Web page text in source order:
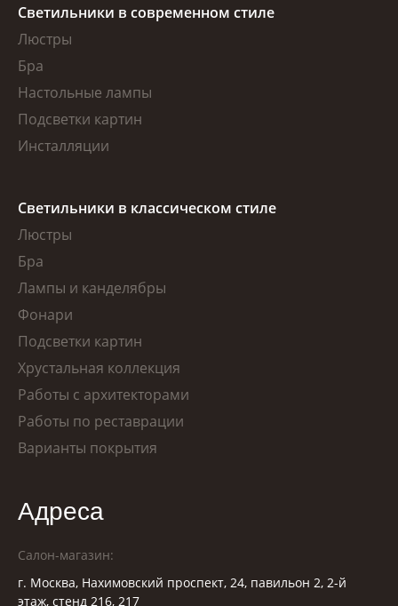
Светильники в современном стиле
Люстры
Бра
Настольные лампы
Подсветки картин
Инсталляции
Светильники в классическом стиле
Люстры
Бра
Лампы и канделябры
Фонари
Подсветки картин
Хрустальная коллекция
Работы с архитекторами
Работы по реставрации
Варианты покрытия
Адреса
Салон-магазин:
г. Москва, Нахимовский проспект, 24, павильон 2, 2-й
этаж, стенд 216, 217